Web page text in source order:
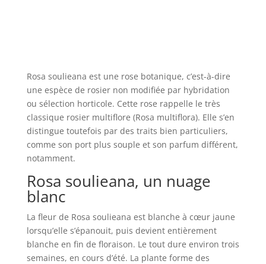
Rosa soulieana est une rose botanique, c’est-à-dire
une espèce de rosier non modifiée par hybridation
ou sélection horticole. Cette rose rappelle le très
classique rosier multiflore (Rosa multiflora). Elle s’en
distingue toutefois par des traits bien particuliers,
comme son port plus souple et son parfum différent,
notamment.
Rosa soulieana, un nuage
blanc
La fleur de Rosa soulieana est blanche à cœur jaune
lorsqu’elle s’épanouit, puis devient entièrement
blanche en fin de floraison. Le tout dure environ trois
semaines, en cours d’été. La plante forme des